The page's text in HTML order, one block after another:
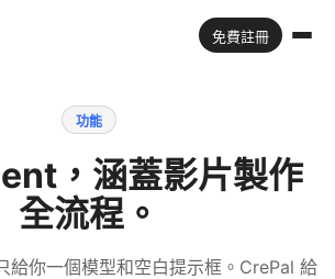
免費註冊
功能
，涵蓋影片製作
全流程。
給你一個模型和空白提示框。CrePal 給